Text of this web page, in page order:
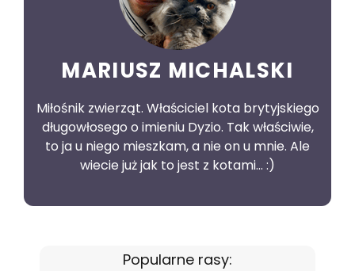
MARIUSZ MICHALSKI
Miłośnik zwierząt. Właściciel kota brytyjskiego
długowłosego o imieniu Dyzio. Tak właściwie,
to ja u niego mieszkam, a nie on u mnie. Ale
wiecie już jak to jest z kotami... :)
Popularne rasy: